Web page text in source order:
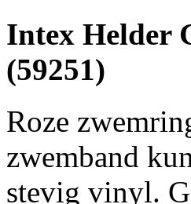
Intex Helder
(59251)
Roze
zwemband
stevig vinyl.